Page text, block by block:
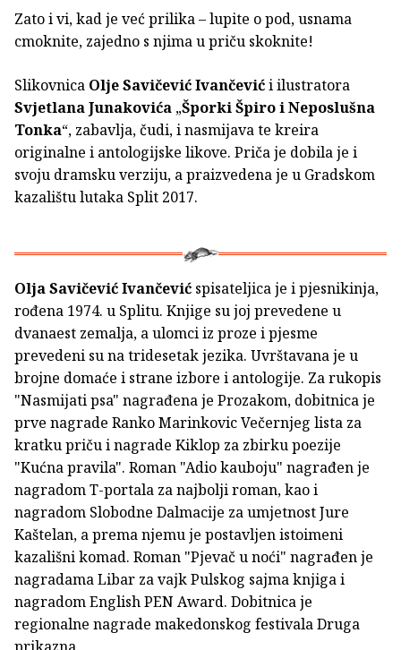
Zato i vi, kad je već prilika – lupite o pod, usnama
cmoknite, zajedno s njima u priču skoknite!
Slikovnica Olje Savičević Ivančevići ilustratora
Svjetlana Junakovića „Šporki Špiro i Neposlušna
Tonka“, zabavlja, čudi, i nasmijava te kreira
originalne i antologijske likove. Priča je dobila je i
svoju dramsku verziju, a praizvedena je u Gradskom
kazalištu lutaka Split 2017.
Olja Savičević Ivančević spisateljica je i pjesnikinja,
rođena 1974. u Splitu. Knjige su joj prevedene u
dvanaest zemalja, a ulomci iz proze i pjesme
prevedeni su na tridesetak jezika. Uvrštavana je u
brojne domaće i strane izbore i antologije. Za rukopis
"Nasmijati psa" nagrađena je Prozakom, dobitnica je
prve nagrade Ranko Marinkovic Večernjeg lista za
kratku priču i nagrade Kiklop za zbirku poezije
"Kućna pravila". Roman "Adio kauboju" nagrađen je
nagradom T-portala za najbolji roman, kao i
nagradom Slobodne Dalmacije za umjetnost Jure
Kaštelan, a prema njemu je postavljen istoimeni
kazališni komad. Roman "Pjevač u noći" nagrađen je
nagradama Libar za vajk Pulskog sajma knjiga i
nagradom English PEN Award. Dobitnica je
regionalne nagrade makedonskog festivala Druga